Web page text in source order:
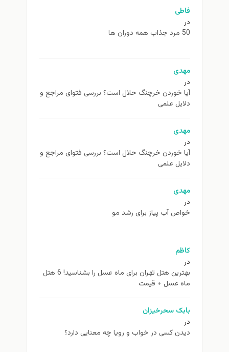
فاطی
در
50 مرد جذاب همه دوران ها
مهدی
در
آیا خوردن خرچنگ حلال است؟ بررسی فتوای مراجع و
دلایل علمی
مهدی
در
آیا خوردن خرچنگ حلال است؟ بررسی فتوای مراجع و
دلایل علمی
مهدی
در
خواص آب پیاز برای رشد مو
کاظم
در
بهترین هتل تهران برای ماه عسل را بشناسید! 6 هتل
ماه عسل + قیمت
بابک سحرخیزان
در
دیدن کسی در خواب و رویا چه معنایی دارد؟